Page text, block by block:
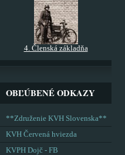
4. Členská základňa
OBĽÚBENÉ ODKAZY
**Združenie KVH Slovenska**
KVH Červená hviezda
KVPH Dojč - FB